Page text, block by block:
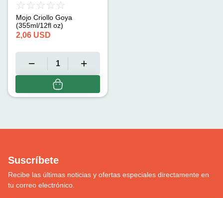
Mojo Criollo Goya
(355ml/12fl oz)
2,06 USD
Suscríbete
Recibe las últimas noticias y ofertas especiales directamente en
tu correo electrónico.